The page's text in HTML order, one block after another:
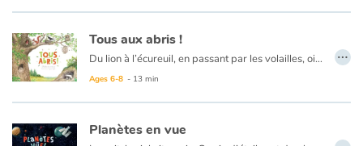
Une fois expulsées, les déjections ne sont pas perdues ! Au contraire, elles sont des mets de choix pour de nombreux insectes, mais aussi pour de plus gros animaux comme les rennes ! Elles servent aussi à l'enrichissement du sol, ce sont de fabuleux engrais ! Elles peuvent même être utilisées comme isolant ou combustible.
Tous aux abris !
Du lion à l’écureuil, en passant par les volailles, oiseaux, poissons, rampants... Tous aux abris ! À chacun son habitat ! Sous terre et au ras du sol, entre les racines des arbres, dans leur tronc et sur la pointe de leur cime, au fond des océans et jusqu’au sommet des montagnes... À tous les étages de la nature, les animaux se nourrissent, dorment, se reproduisent et veillent sur leurs petits. Mais attention ! Les prédateurs rôdent !
Ages 6-8 - 13 min
…
Planètes en vue